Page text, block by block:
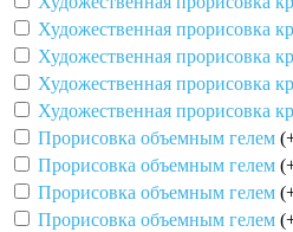
Художественная прорисовка
Художественная прорисовка
Художественная прорисовка
Художественная прорисовка
Прорисовка объемным гелем
Прорисовка объемным гелем
Прорисовка объемным гелем
Прорисовка объемным гелем